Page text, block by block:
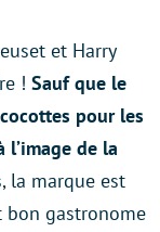
et Harry
! Sauf que le
pour les
l’image de la
la marque est
gastronome